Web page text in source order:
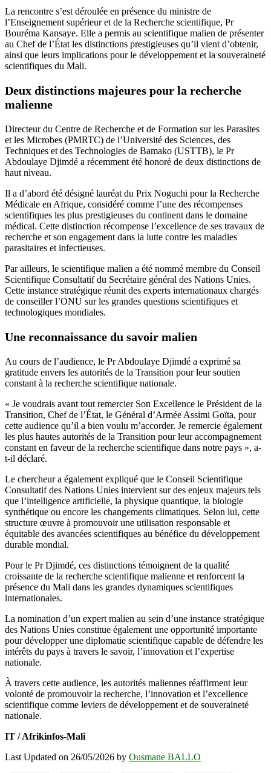
La rencontre s’est déroulée en présence du ministre de
l’Enseignement supérieur et de la Recherche scientifique, Pr
Bouréma Kansaye. Elle a permis au scientifique malien de présenter
au Chef de l’État les distinctions prestigieuses qu’il vient d’obtenir,
ainsi que leurs implications pour le développement et la souveraineté
scientifiques du Mali.
Deux distinctions majeures pour la recherche
malienne
Directeur du Centre de Recherche et de Formation sur les Parasites
et les Microbes (PMRTC) de l’Université des Sciences, des
Techniques et des Technologies de Bamako (USTTB), le Pr
Abdoulaye Djimdé a récemment été honoré de deux distinctions de
haut niveau.
Il a d’abord été désigné lauréat du Prix Noguchi pour la Recherche
Médicale en Afrique, considéré comme l’une des récompenses
scientifiques les plus prestigieuses du continent dans le domaine
médical. Cette distinction récompense l’excellence de ses travaux de
recherche et son engagement dans la lutte contre les maladies
parasitaires et infectieuses.
Par ailleurs, le scientifique malien a été nommé membre du Conseil
Scientifique Consultatif du Secrétaire général des Nations Unies.
Cette instance stratégique réunit des experts internationaux chargés
de conseiller l’ONU sur les grandes questions scientifiques et
technologiques mondiales.
Une reconnaissance du savoir malien
Au cours de l’audience, le Pr Abdoulaye Djimdé a exprimé sa
gratitude envers les autorités de la Transition pour leur soutien
constant à la recherche scientifique nationale.
« Je voudrais avant tout remercier Son Excellence le Président de la
Transition, Chef de l’État, le Général d’Armée Assimi Goïta, pour
cette audience qu’il a bien voulu m’accorder. Je remercie également
les plus hautes autorités de la Transition pour leur accompagnement
constant en faveur de la recherche scientifique dans notre pays », a-
t-il déclaré.
Le chercheur a également expliqué que le Conseil Scientifique
Consultatif des Nations Unies intervient sur des enjeux majeurs tels
que l’intelligence artificielle, la physique quantique, la biologie
synthétique ou encore les changements climatiques. Selon lui, cette
structure œuvre à promouvoir une utilisation responsable et
équitable des avancées scientifiques au bénéfice du développement
durable mondial.
Pour le Pr Djimdé, ces distinctions témoignent de la qualité
croissante de la recherche scientifique malienne et renforcent la
présence du Mali dans les grandes dynamiques scientifiques
internationales.
La nomination d’un expert malien au sein d’une instance stratégique
des Nations Unies constitue également une opportunité importante
pour développer une diplomatie scientifique capable de défendre les
intérêts du pays à travers le savoir, l’innovation et l’expertise
nationale.
À travers cette audience, les autorités maliennes réaffirment leur
volonté de promouvoir la recherche, l’innovation et l’excellence
scientifique comme leviers de développement et de souveraineté
nationale.
IT / Afrikinfos-Mali
Last Updated on 26/05/2026 by Ousmane BALLO